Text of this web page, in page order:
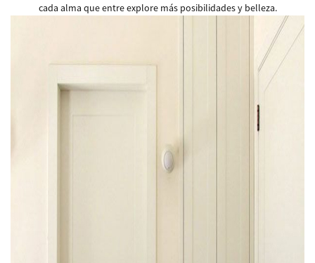
cada alma que entre explore más posibilidades y belleza.